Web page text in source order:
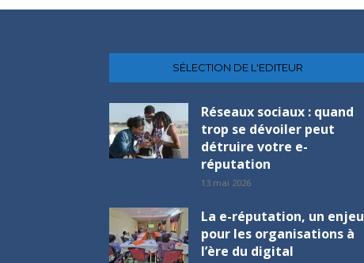
SÉLECTION DE L'EDITEUR
Réseaux sociaux : quand
trop se dévoiler peut
détruire votre e-
réputation
13 mai 2026
La e-réputation, un enjeu
pour les organisations à
l’ère du digital